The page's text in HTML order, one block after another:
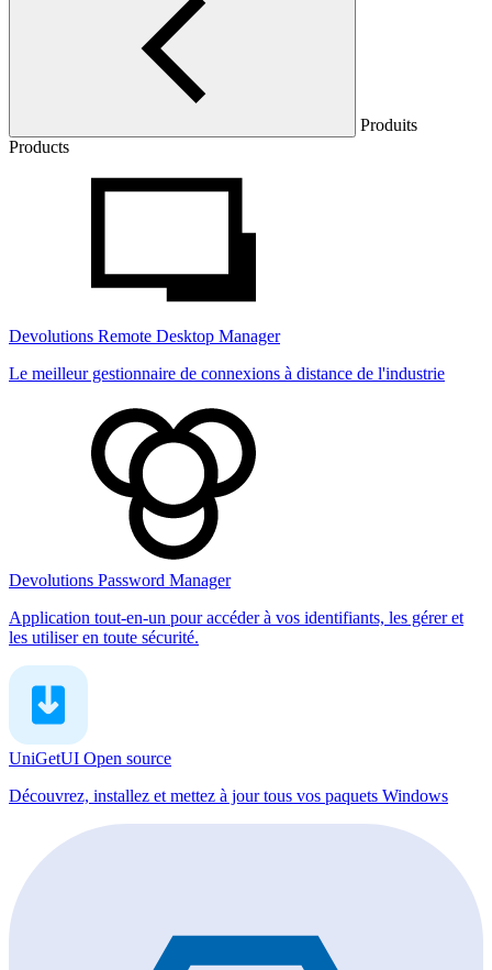
Produits
Products
Devolutions Remote Desktop Manager
Le meilleur gestionnaire de connexions à distance de l'industrie
Devolutions Password Manager
Application tout-en-un pour accéder à vos identifiants, les gérer et
les utiliser en toute sécurité.
UniGetUI Open source
Découvrez, installez et mettez à jour tous vos paquets Windows